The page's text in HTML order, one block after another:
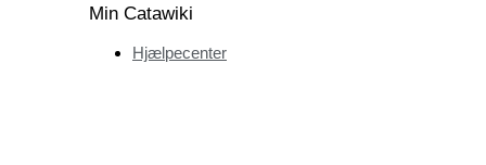
Min Catawiki
Hjælpecenter